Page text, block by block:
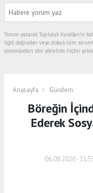
Yorum yazarak Topluluk Kuralları’nı
ilgili doğrudan veya dolaylı tüm
yorumlardan site yönetimi hiçbir
Anasayfa Gündem
Böreğin
Ederek
06.08.2026 -